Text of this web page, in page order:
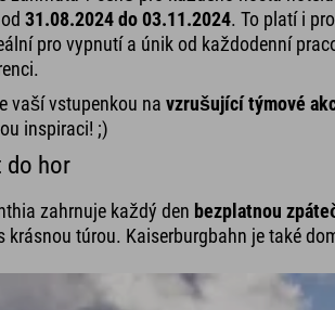
31.08.2024 do 03.11.2024. To platí i
pro vypnutí a únik od každodenní
vaší vstupenkou na vzrušující týmové
inspiraci! ;)
do hor
zahrnuje každý den bezplatnou
krásnou túrou. Kaiserburgbahn je také